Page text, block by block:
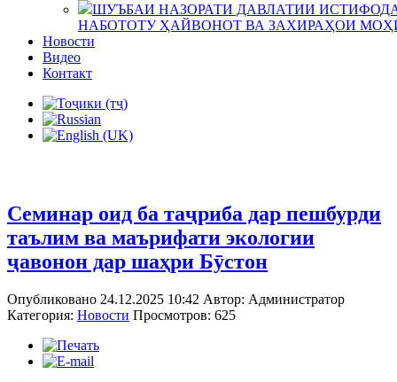
ШУЪБАИ НАЗОРАТИ ДАВЛАТИИ
НАБОТОТУ ҲАЙВОНОТ ВА ЗАХИРАҲОИ
Новости
Видео
Контакт
Семинар оид ба таҷриба дар пешбурди
таълим ва маърифати экологии
ҷавонон дар шаҳри Бӯстон
Опубликовано 24.12.2025 10:42 Автор: Администратор
Категория: Новости Просмотров: 625